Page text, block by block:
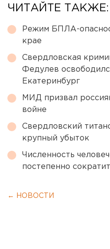
ЧИТАЙТЕ ТАКЖЕ:
Режим БПЛА-
крае
Свердловская
Федулев
Екатеринбург
МИД призвал
войне
Свердловский
крупный убыток
Численность
постепенно
← НОВОСТИ